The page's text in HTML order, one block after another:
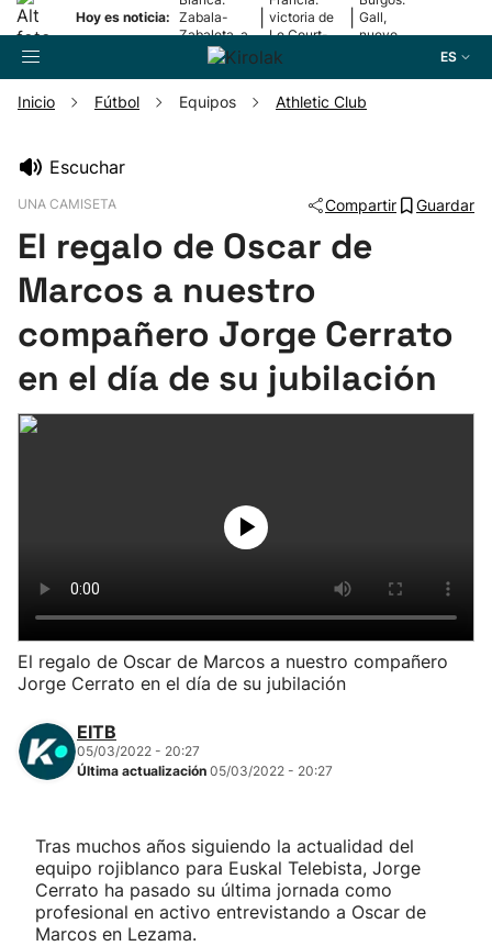
Hoy es noticia: Zabala-
Zabaleta, a
la final
victoria de
Le Court-
Pienaar
Gall,
nuevo
ES
Pelota
Remo
Balonmano
Kirolak 360
Carreras de montaña
"Helmuga"
Inicio Fútbol Equipos Athletic Club
Escuchar
UNA CAMISETA Compartir Guardar
El regalo de Oscar de
Marcos a nuestro
compañero Jorge Cerrato
en el día de su jubilación
El regalo de Oscar de Marcos a nuestro compañero
Jorge Cerrato en el día de su jubilación
EITB
05/03/2022 - 20:27
Última actualización 05/03/2022 - 20:27
Tras muchos años siguiendo la actualidad del
equipo rojiblanco para Euskal Telebista, Jorge
Cerrato ha pasado su última jornada como
profesional en activo entrevistando a Oscar de
Marcos en Lezama.